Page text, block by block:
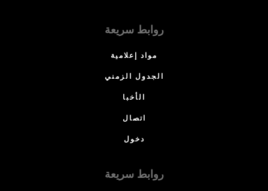
روابط سريعة
مواد إعلامية
الجدول الزمني
الأخبا
اتصال
دخول
روابط سريعة